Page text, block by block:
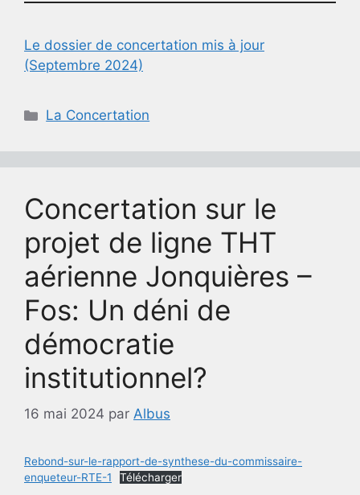
Le dossier de concertation mis à jour
(Septembre 2024)
Catégories
La Concertation
Concertation sur le
projet de ligne THT
aérienne Jonquières –
Fos: Un déni de
démocratie
institutionnel?
16 mai 2024 par Albus
Rebond-sur-le-rapport-de-synthese-du-commissaire-
enqueteur-RTE-1
Télécharger